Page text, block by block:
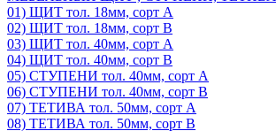
01) ЩИТ тол. 18мм, сорт А
02) ЩИТ тол. 18мм, сорт В
03) ЩИТ тол. 40мм, сорт А
04) ЩИТ тол. 40мм, сорт В
05) СТУПЕНИ тол. 40мм, сорт А
06) СТУПЕНИ тол. 40мм, сорт В
07) ТЕТИВА тол. 50мм, сорт А
08) ТЕТИВА тол. 50мм, сорт В